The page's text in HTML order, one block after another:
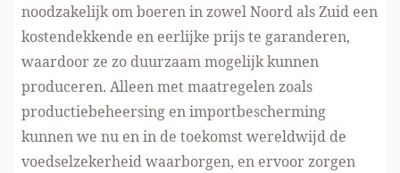
noodzakelijk om boeren in zowel Noord als Zuid een
kostendekkende en eerlijke prijs te garanderen,
waardoor ze zo duurzaam mogelijk kunnen
produceren. Alleen met maatregelen zoals
productiebeheersing en importbescherming
kunnen we nu en in de toekomst wereldwijd de
voedselzekerheid waarborgen, en ervoor zorgen